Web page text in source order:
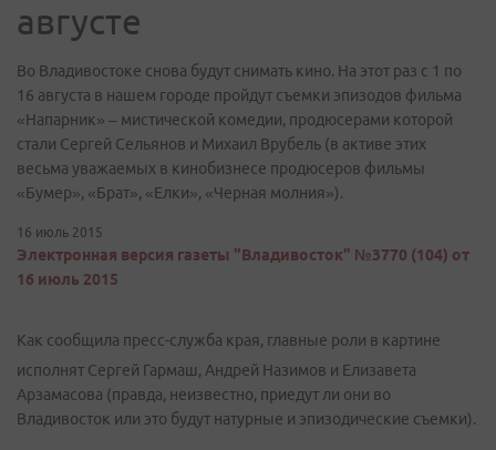
августе
Во Владивостоке снова будут снимать кино. На этот раз с 1 по
16 августа в нашем городе пройдут съемки эпизодов фильма
«Напарник» – мистической комедии, продюсерами которой
стали Сергей Сельянов и Михаил Врубель (в активе этих
весьма уважаемых в кинобизнесе продюсеров фильмы
«Бумер», «Брат», «Елки», «Черная молния»).
16 июль 2015
Электронная версия газеты "Владивосток" №3770 (104) от
16 июль 2015
Как сообщила пресс-служба края, главные роли в картине
исполнят Сергей Гармаш, Андрей Назимов и Елизавета
Арзамасова (правда, неизвестно, приедут ли они во
Владивосток или это будут натурные и эпизодические съемки).